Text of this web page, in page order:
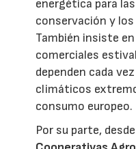
energética para
conservación y
También insiste
comerciales
dependen cada
climáticos
consumo europeo.
Por su parte,